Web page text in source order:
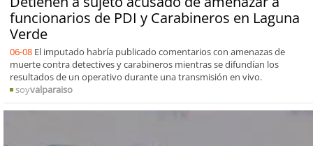
funcionarios de PDI y Carabineros en Laguna
Verde
06-08 El imputado habría publicado comentarios con amenazas de
muerte contra detectives y carabineros mientras se difundían los
resultados de un operativo durante una transmisión en vivo.
soyvalparaiso